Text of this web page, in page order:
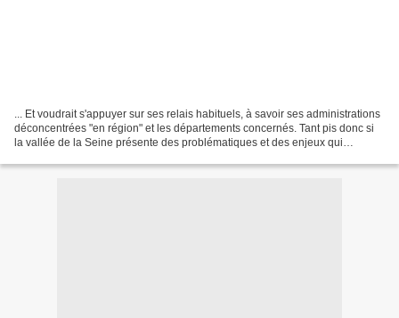
... Et voudrait s'appuyer sur ses relais habituels, à savoir ses administrations
déconcentrées "en région" et les départements concernés. Tant pis donc si
la vallée de la Seine présente des problématiques et des enjeux qui